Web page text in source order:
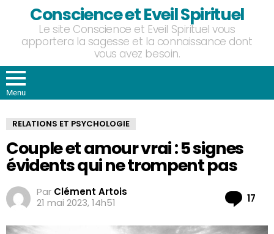
Conscience et Eveil Spirituel
Le site Conscience et Eveil Spirituel vous
apportera la sagesse et la connaissance dont
vous avez besoin.
Menu
RELATIONS ET PSYCHOLOGIE
Couple et amour vrai : 5 signes
évidents qui ne trompent pas
Par Clément Artois
21 mai 2023, 14h51
17